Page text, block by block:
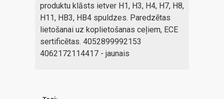
produktu klāsts ietver H1, H3, H4, H7, H8,
H11, HB3, HB4 spuldzes. Paredzētas
lietošanai uz koplietošanas ceļiem, ECE
sertificētas. 4052899992153
4062172114417 - jaunais